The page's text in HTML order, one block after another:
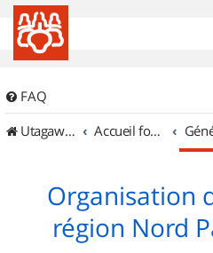
FAQ
UtagawaVTT (Randos VTT et VTTAE avec traces GPS)
Accueil forum
Organisation
région Nord